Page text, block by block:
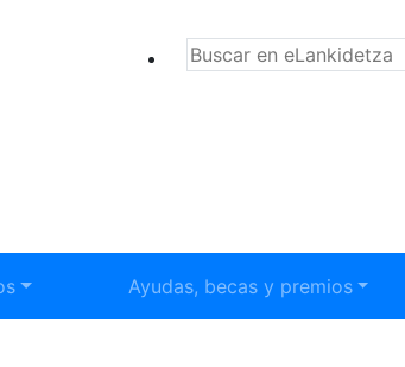
Mostrar submenú:
Ayudas, becas y premios